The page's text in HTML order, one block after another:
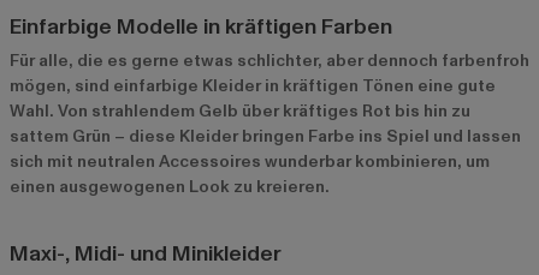
Einfarbige Modelle in kräftigen Farben
Für alle, die es gerne etwas schlichter, aber dennoch farbenfroh
mögen, sind einfarbige Kleider in kräftigen Tönen eine gute
Wahl. Von strahlendem Gelb über kräftiges Rot bis hin zu
sattem Grün – diese Kleider bringen Farbe ins Spiel und lassen
sich mit neutralen Accessoires wunderbar kombinieren, um
einen ausgewogenen Look zu kreieren.
Maxi-, Midi- und Minikleider